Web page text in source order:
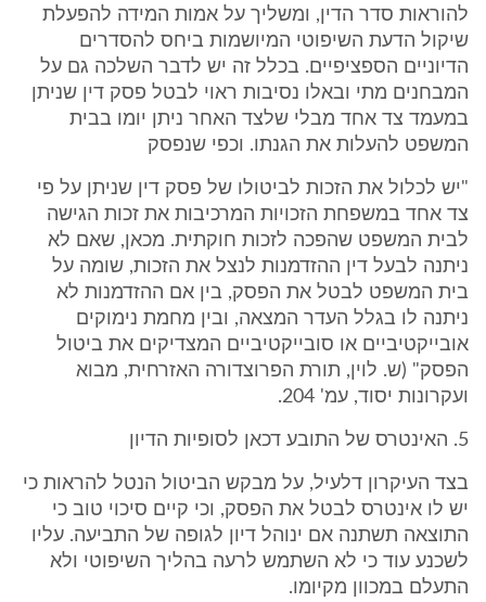
להוראות סדר הדין, ומשליך על אמות המידה להפעלת
שיקול הדעת השיפוטי המיושמות ביחס להסדרים
הדיוניים הספציפיים. בכלל זה יש לדבר השלכה גם על
המבחנים מתי ובאלו נסיבות ראוי לבטל פסק דין שניתן
במעמד צד אחד מבלי שלצד האחר ניתן יומו בבית
המשפט להעלות את הגנתו. וכפי שנפסק
"יש לכלול את הזכות לביטולו של פסק דין שניתן על פי
צד אחד במשפחת הזכויות המרכיבות את זכות הגישה
לבית המשפט שהפכה לזכות חוקתית. מכאן, שאם לא
ניתנה לבעל דין ההזדמנות לנצל את הזכות, שומה על
בית המשפט לבטל את הפסק, בין אם ההזדמנות לא
ניתנה לו בגלל העדר המצאה, ובין מחמת נימוקים
אובייקטיביים או סובייקטיביים המצדיקים את ביטול
הפסק" (ש. לוין, תורת הפרוצדורה האזרחית, מבוא
ועקרונות יסוד, עמ' 204.
5. האינטרס של התובע דכאן לסופיות הדיון
בצד העיקרון דלעיל, על מבקש הביטול הנטל להראות כי
יש לו אינטרס לבטל את הפסק, וכי קיים סיכוי טוב כי
התוצאה תשתנה אם ינוהל דיון לגופה של התביעה. עליו
לשכנע עוד כי לא השתמש לרעה בהליך השיפוטי ולא
התעלם במכוון מקיומו.